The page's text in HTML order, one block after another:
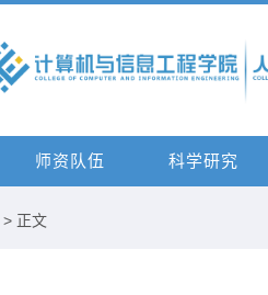
师资队伍 科学研究
> 正文